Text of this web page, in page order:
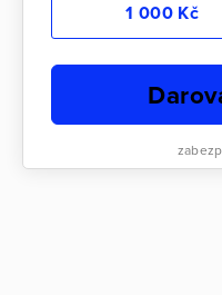
1 000 Kč